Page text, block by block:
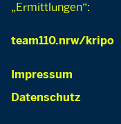
„Ermittlungen“:
team110.nrw/kripo
Impressum
Datenschutz